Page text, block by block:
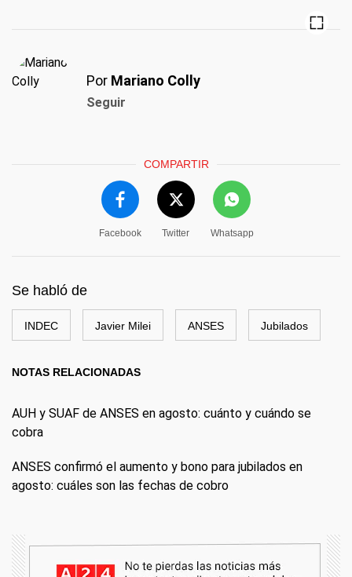
Por Mariano Colly
Seguir
COMPARTIR
Facebook Twitter Whatsapp
Se habló de
INDEC Javier Milei ANSES Jubilados
NOTAS RELACIONADAS
AUH y SUAF de ANSES en agosto: cuánto y cuándo se
cobra
ANSES confirmó el aumento y bono para jubilados en
agosto: cuáles son las fechas de cobro